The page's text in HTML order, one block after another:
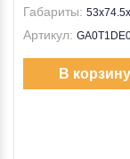
Габариты:
Артикул:
В корзину